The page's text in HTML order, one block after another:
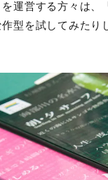
を運営する方々は、
型を試してみたり